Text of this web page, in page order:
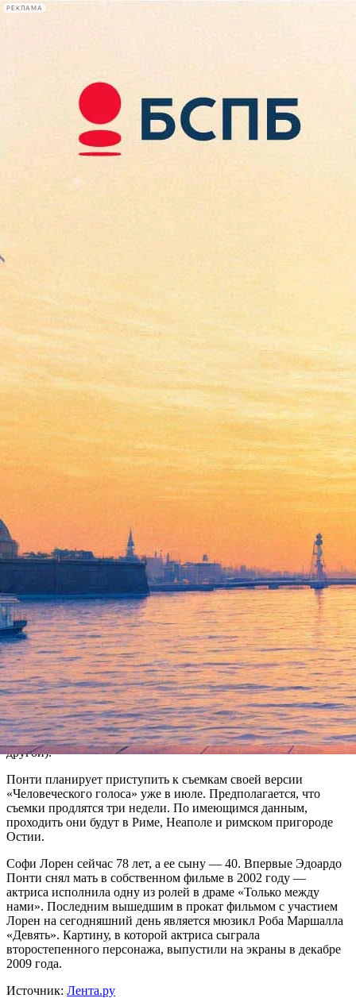
РЕКЛАМА
Сегодня:
2026.08.10
06:20
Афиша Plus
78-летняя Софи Лорен
снимется в фильме
"Человеческий голос" по
пьесе Кокто
Версия для печати
Софи Лорен снимется в ленте «Человеческий голос» («La
Voce Umana»), постановкой которой займется сын актрисы
Эдоардо Понти. Информация об этом была опубликована на
нескольких итальянских новостных порталах.
Картина будет основана на пьесе-монологе Жана Кокто «La
Voix humaine», впервые поставленной во Франции в 1930
году. В спектакле занята всего одна актриса. Она играет
женщину, которая по телефону разговаривает с бывшим
любовником (тот на следующий день должен жениться на
другой).
Понти планирует приступить к съемкам своей версии
«Человеческого голоса» уже в июле. Предполагается, что
съемки продлятся три недели. По имеющимся данным,
проходить они будут в Риме, Неаполе и римском пригороде
Остии.
Софи Лорен сейчас 78 лет, а ее сыну — 40. Впервые Эдоардо
Понти снял мать в собственном фильме в 2002 году —
актриса исполнила одну из ролей в драме «Только между
нами». Последним вышедшим в прокат фильмом с участием
Лорен на сегодняшний день является мюзикл Роба Маршалла
«Девять». Картину, в которой актриса сыграла
второстепенного персонажа, выпустили на экраны в декабре
2009 года.
Источник: Лента.ру